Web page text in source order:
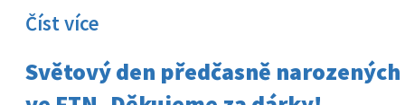
Číst více
Světový den předčasně